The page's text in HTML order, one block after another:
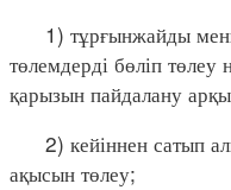
1) тұрғынжайды
төлемдерді бөліп
қарызын пайдалану
2) кейіннен сатып
ақысын төлеу;